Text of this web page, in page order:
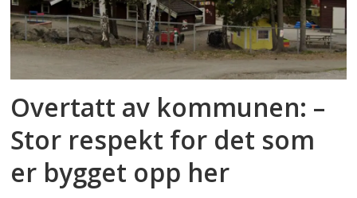
Overtatt av kommunen: –
Stor respekt for det som
er bygget opp her